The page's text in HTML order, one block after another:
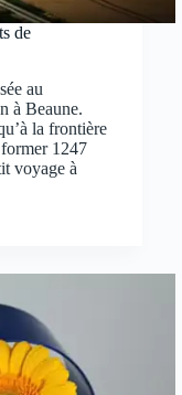
de
au
à Beaune.
la frontière
1247
voyage à